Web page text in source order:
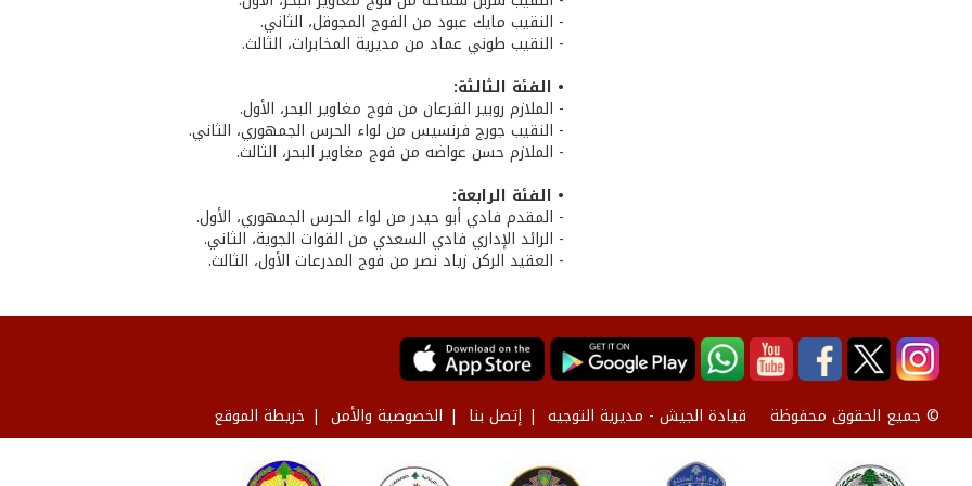
- النقيب مايك عبود من الفوج المجوقل، الثاني.
- النقيب طوني عماد من مديرية المخابرات، الثالث.
• الفئة الثالثة:
- الملازم روبير القرعان من فوج مغاوير البحر، الأول.
- النقيب جورج فرنسيس من لواء الحرس الجمهوري، الثاني.
- الملازم حسن عواضه من فوج مغاوير البحر، الثالث.
• الفئة الرابعة:
- المقدم فادي أبو حيدر من لواء الحرس الجمهوري، الأول.
- الرائد الإداري فادي السعدي من القوات الجوية، الثاني.
- العقيد الركن زياد نصر من فوج المدرعات الأول، الثالث.
© جميع الحقوق محفوظة قيادة الجيش - مديرية التوجيه إتصل بنا الخصوصية والأمن خريطة الموقع